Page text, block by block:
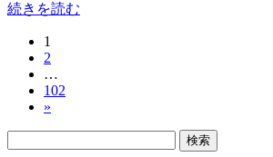
続きを読む
ペ
固
定
ペ
ー
ジ
1
固
定
ペ
ー
ジ
2
…
固
定
ペ
ー
102
»